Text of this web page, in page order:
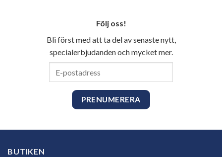
Följ oss!
Bli först med att ta del av senaste nytt,
specialerbjudanden och mycket mer.
BUTIKEN